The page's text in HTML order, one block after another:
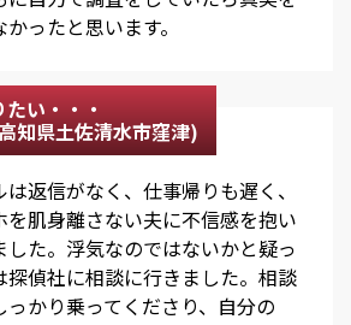
ったと思います。
たい・・・
知県土佐清水市窪津)
は返信がなく、仕事帰りも遅く、
を肌身離さない夫に不信感を抱い
した。浮気なのではないかと疑っ
探偵社に相談に行きました。相談
っかり乗ってくださり、自分の